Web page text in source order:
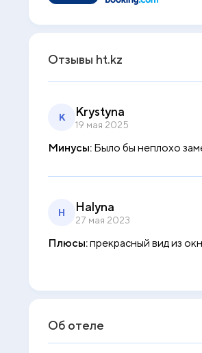
Отзывы ht.kz
K Krystyna
19 мая 2025
Минусы: Было бы неплохо
H Halyna
27 мая 2023
Плюсы:прекрасный вид из
Об отеле